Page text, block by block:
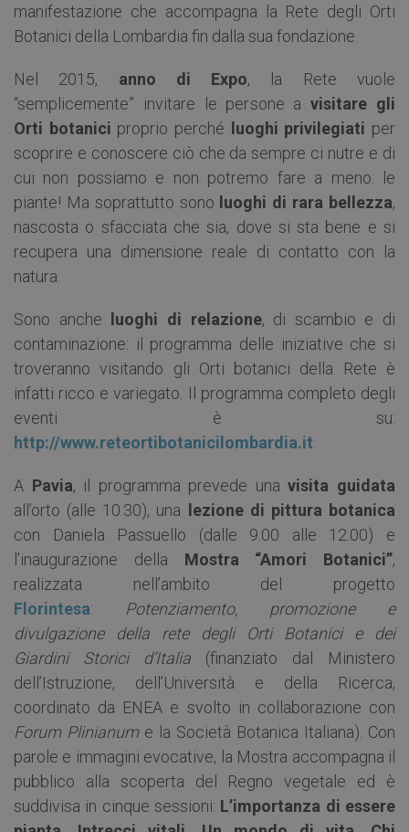
manifestazione che accompagna la Rete degli Orti
Botanici della Lombardia fin dalla sua fondazione.
Nel 2015, anno di Expo, la Rete vuole
“semplicemente” invitare le persone avisitare gli
Orti botanici proprio perché luoghi privilegiati per
scoprire e conoscere ciò che da sempre ci nutre e di
cui non possiamo e non potremo fare a meno: le
piante! Ma soprattutto sono luoghi di rara bellezza,
nascosta o sfacciata che sia, dove si sta bene e si
recupera una dimensione reale di contatto con la
natura.
Sono anche luoghi di relazione, di scambio e di
contaminazione: il programma delle iniziative che si
troveranno visitando gli Orti botanici della Rete è
infatti ricco e variegato. Il programma completo degli
eventi è su:
http://www.reteortibotanicilombardia.it
A Pavia, il programma prevede unavisita guidata
all’orto (alle 10.30), una lezione di pittura botanica
con Daniela Passuello (dalle 9.00 alle 12.00) e
l’inaugurazione della Mostra “Amori Botanici”,
realizzata nell’ambito del progetto
Florintesa: Potenziamento, promozione e
divulgazione della rete degli Orti Botanici e dei
Giardini Storici d’Italia (finanziato dal Ministero
dell’Istruzione, dell’Università e della Ricerca,
coordinato da ENEA e svolto in collaborazione con
Forum Plinianume la Società Botanica Italiana). Con
parole e immagini evocative, la Mostra accompagna il
pubblico alla scoperta del Regno vegetale ed è
suddivisa in cinque sessioni: L’importanza di essere